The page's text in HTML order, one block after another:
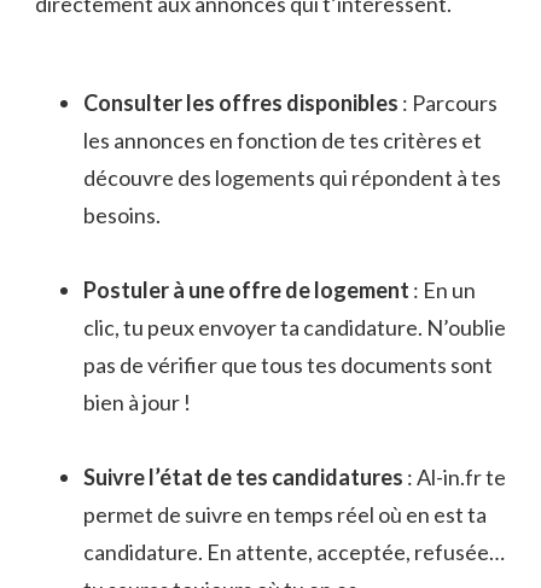
Consulter les offres disponibles : Parcours
les annonces en fonction de tes critères et
découvre des logements qui répondent à tes
besoins.
Postuler à une offre de logement : En un
clic, tu peux envoyer ta candidature. N’oublie
pas de vérifier que tous tes documents sont
bien à jour !
Suivre l’état de tes candidatures : Al-in.fr te
permet de suivre en temps réel où en est ta
candidature. En attente, acceptée, refusée…